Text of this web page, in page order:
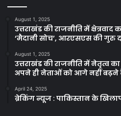
August 1, 2025
उत्तराखंड की राजनीति में क्षेत्रवाद
‘मैदानी सोच’, आरएसएस की गुरु
August 1, 2025
उत्तराखंड की राजनीति में नेतृत्व
अपने ही नेताओं को आगे नहीं बढ़ने
April 24, 2025
ब्रेकिंग न्यूज : पाकिस्तान के